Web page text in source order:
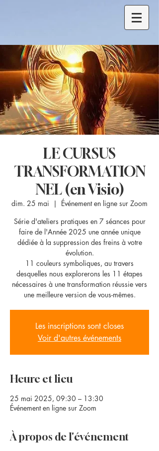
LE CURSUS
TRANSFORMATION
NEL (en Visio)
dim. 25 mai
  |
Événement en ligne sur Zoom
Série d'ateliers pratiques en 7 séances pour
faire de l'Année 2025 une année unique
dédiée à la suppression des freins à votre
évolution.
11 couleurs symboliques, au travers
desquelles nous explorerons les 11 étapes
nécessaires à une transformation réussie vers
une meilleure version de vous-mêmes.
Les inscriptions sont closes
Voir d'autres événements
Heure et lieu
25 mai 2025, 09:30 – 13:30
Événement en ligne sur Zoom
À propos de l'événement